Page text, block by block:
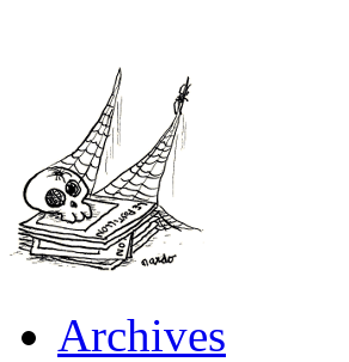
Archives